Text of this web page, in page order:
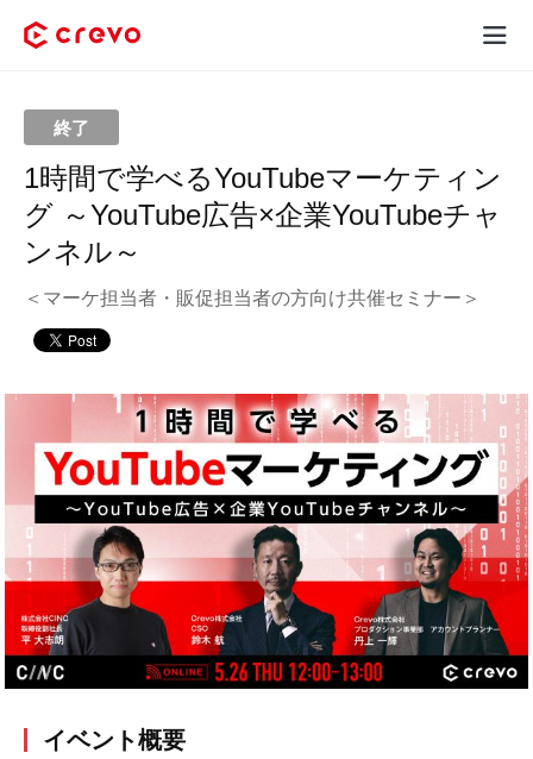
採用コンテンツ制作
サービス
制作実績
料金
お客様の声
お役立ち情報
会社概要
採用情報
- 動画に関するご相談はこちら -
お問合わせ・無料見積もり
終了
1時間で学べるYouTubeマーケティン
グ ～YouTube広告×企業YouTubeチャ
ンネル～
＜マーケ担当者・販促担当者の方向け共催セミナー＞
イベント概要